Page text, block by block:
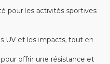
pour les activités sportives
UV et les impacts, tout en
offrir une résistance et